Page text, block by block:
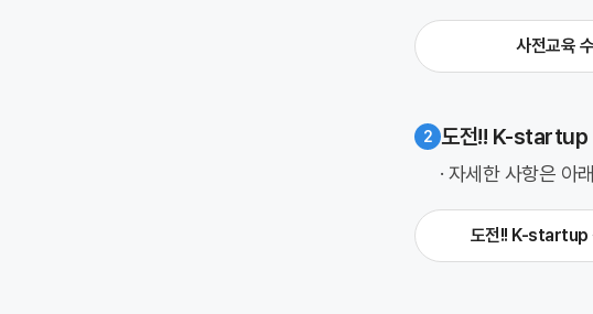
사전교육
2 도전!! K-startup
· 자세한 사항은 아
도전!! K-startup